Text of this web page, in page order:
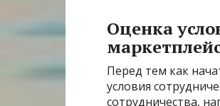
Оценка
Перед тем как
условия
сотрудничества,